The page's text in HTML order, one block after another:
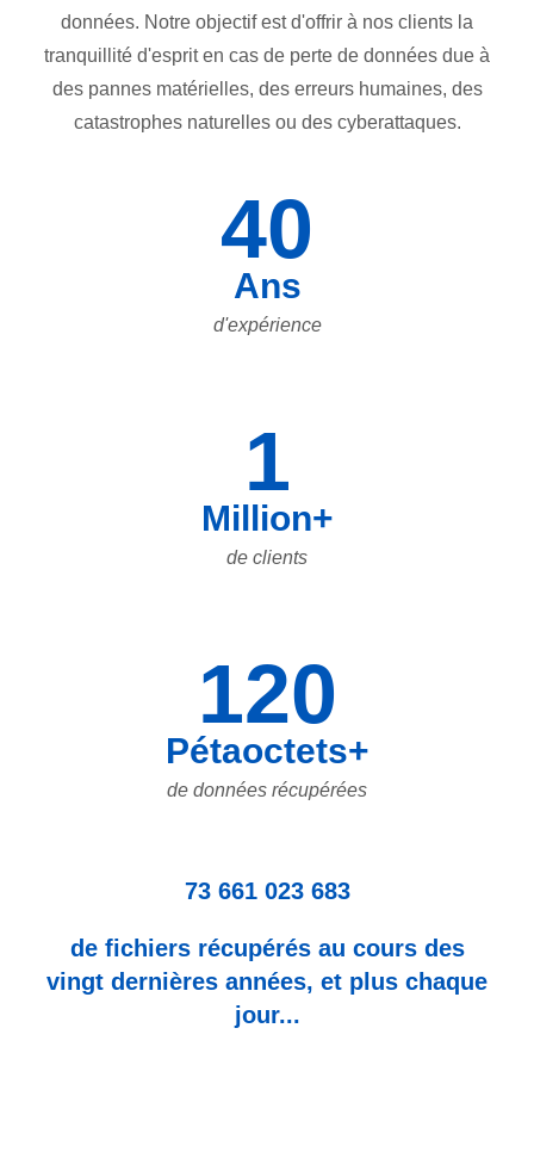
données. Notre objectif est d'offrir à nos clients la
tranquillité d'esprit en cas de perte de données due à
des pannes matérielles, des erreurs humaines, des
catastrophes naturelles ou des cyberattaques.
40
Ans
d'expérience
1
Million+
de clients
120
Pétaoctets+
de données récupérées
73 661 023 683
de fichiers récupérés au cours des
vingt dernières années, et plus chaque
jour...